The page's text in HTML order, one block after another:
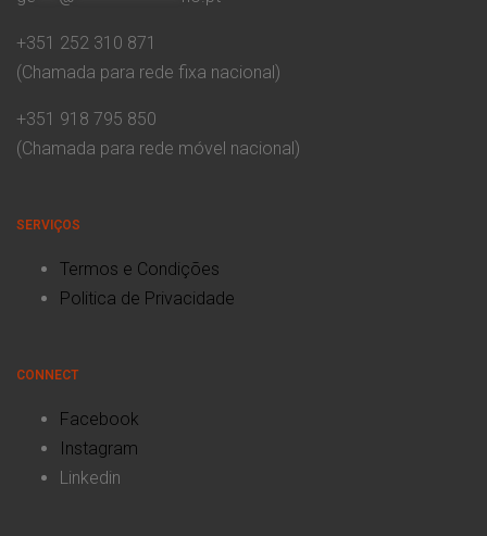
+351 252 310 871
(Chamada para rede fixa nacional)
+351 918 795 850
(Chamada para rede móvel nacional)
SERVIÇOS
Termos e Condições
Politica de Privacidade
CONNECT
Facebook
Instagram
Linkedin